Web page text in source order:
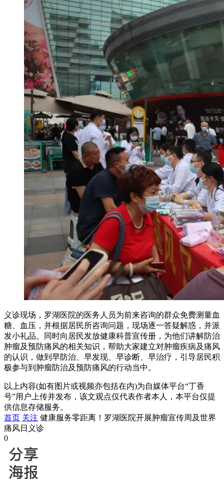
义诊现场，罗湖医院的医务人员为前来咨询的群众免费测量血
糖、血压，并根据居民所咨询问题，现场逐一答疑解惑，并派
发小礼品。同时向居民发放健康科普宣传册，为他们讲解防治
肿瘤及预防痛风的相关知识，帮助大家建立对肿瘤疾病及痛风
的认识，做到早防治、早发现、早诊断、早治疗，引导居民积
极参与到肿瘤防治及预防痛风的行动当中。
以上内容(如有图片或视频亦包括在内)为自媒体平台“丁香
号”用户上传并发布，该文观点仅代表作者本人，本平台仅提
供信息存储服务。
首页 关注 健康服务零距离！罗湖医院开展肿瘤宣传周及世界
痛风日义诊
0